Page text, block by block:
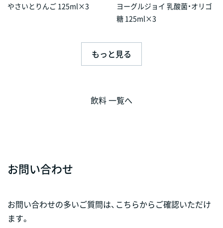
やさいとりんご 125ml×3
ヨーグルジョイ 乳酸菌・オリゴ
糖 125ml×3
もっと見る
飲料 一覧へ
お問い合わせ
お問い合わせの多いご質問は、こちらからご確認いただけ
ます。